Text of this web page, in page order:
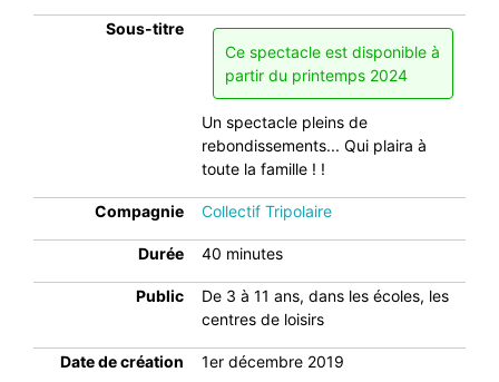
Sous-titre
Ce spectacle est disponible à
partir du printemps 2024
Un spectacle pleins de
rebondissements... Qui plaira à
toute la famille ! !
Compagnie Collectif Tripolaire
Durée 40 minutes
Public
De 3 à 11 ans, dans les écoles, les
centres de loisirs
Date de création 1er décembre 2019